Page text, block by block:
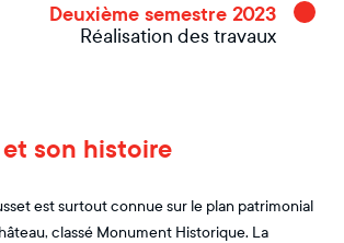
Deuxième semestre 2023
Réalisation des travaux
son histoire
est surtout connue sur le plan patrimonial
classé Monument Historique. La